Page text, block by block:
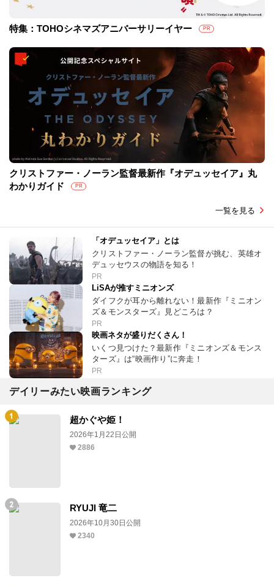
特集：TOHOシネマズアニバーサリーイヤー PR
クリストファー・ノーラン監督最新作『オデュッセイア』丸
わかりガイド
PR
一覧を見る
「オデュッセイア」とは
クリストファー・ノーラン監督が挑む、英雄オ
デュッセウスの物語を知る！
PR
LiSAが推すミニオンズ
ダイフクが耳から離れない！最新作『ミニオン
ズ＆モンスターズ』見どころは？
PR
映画ネタが盛りだくさん！
いくつ見つけた？最新作『ミニオンズ＆モンス
ターズ』は“映画作り”に奔走！
PR
デイリーみたい映画ランキング
超かぐや姫！
2026年1月22日公開
2886
RYUJI 竜二
2026年10月30日公開
2340